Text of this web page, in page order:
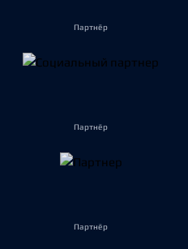
Партнёр
Партнёр
Партнёр